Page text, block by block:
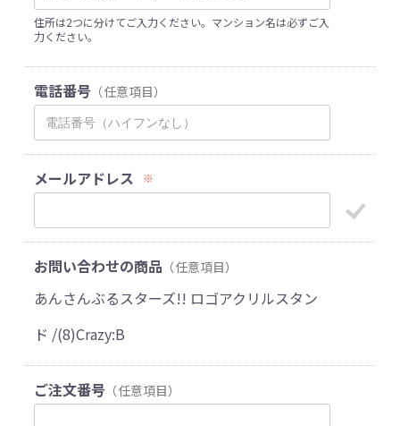
住所は2つに分けてご入力ください。マンション名は必ずご入
力ください。
電話番号 （任意項目）
メールアドレス ※
お問い合わせの商品 （任意項目）
あんさんぶるスターズ!! ロゴアクリルスタン
ド /(8)Crazy:B
ご注文番号 （任意項目）